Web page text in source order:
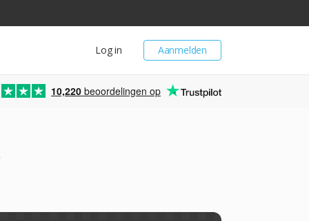
Aanmelden
Log in
10,220 beoordelingen op